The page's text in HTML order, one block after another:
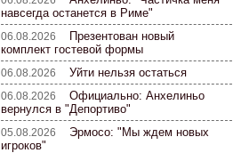
навсегда останется в Риме"
06.08.2026
Презентован новый
комплект гостевой формы
06.08.2026 Уйти нельзя остаться
06.08.2026 Официально: Анхелиньо
вернулся в "Депортиво"
05.08.2026 Эрмосо: "Мы ждем новых
игроков"